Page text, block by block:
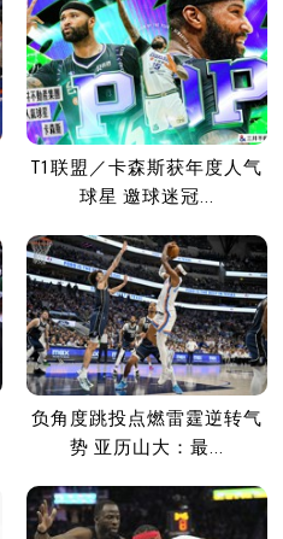
T1联盟／卡森斯获年度人气
球星 邀球迷冠...
负角度跳投点燃雷霆逆转气
势 亚历山大：最...